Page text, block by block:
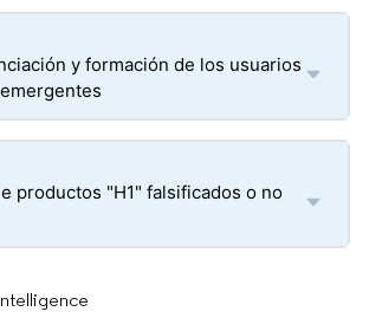
y formación de los usuarios
productos "H1" falsificados o no